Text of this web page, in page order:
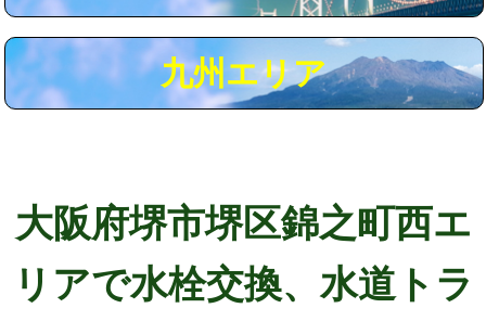
九州エリア
大阪府堺市堺区錦之町西エ
リアで水栓交換、水道トラ